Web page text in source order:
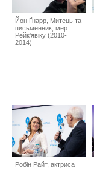
Йон Ґнарр, Митець та
письменник, мер
Рейк'явіку (2010-
2014)
Робін Райт, актриса